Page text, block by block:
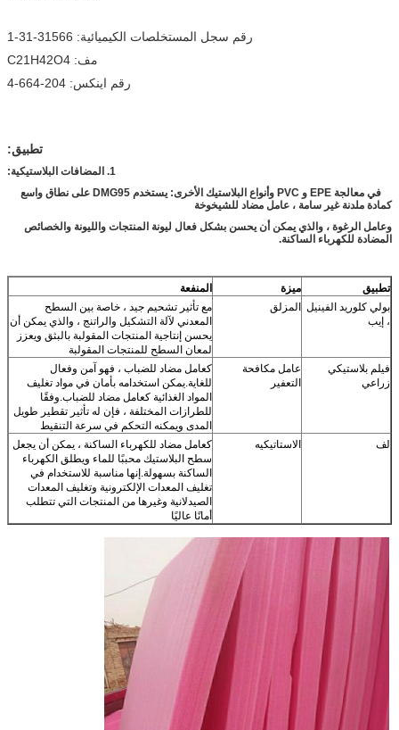
رقم سجل المستخلصات الكيميائية: 31566-31-1
مف: C21H42O4
رقم اينكس: 204-664-4
تطبيق:
1. المضافات البلاستيكية:
في معالجة EPE و PVC وأنواع البلاستيك الأخرى: يستخدم DMG95 على نطاق واسع
كمادة ملدنة غير سامة ، عامل مضاد للشيخوخة
وعامل الرغوة ، والذي يمكن أن يحسن بشكل فعال ليونة المنتجات والليونة والخصائص
المضادة للكهرباء الساكنة.
تطبيق ميزة
المنفعة
بولي كلوريد الفينيل
، إيب
المزلق
مع تأثير تشحيم جيد ، خاصة بين السطح
المعدني لآلة التشكيل والراتنج ، والذي يمكن أن
يحسن إنتاجية المنتجات المقولبة بالبثق ويعزز
لمعان السطح للمنتجات المقولبة
فيلم بلاستيكي
زراعي
عامل مكافحة
التعفير
كعامل مضاد للضباب ، فهو آمن وفعال
للغاية.يمكن استخدامه بأمان في مواد تغليف
المواد الغذائية كعامل مضاد للضباب.وفقًا
للطرازات المختلفة ، فإن له تأثير تقطير طويل
المدى ويمكنه التحكم في سرعة التنقيط
لف
الاستاتيكيه
كعامل مضاد للكهرباء الساكنة ، يمكن أن يجعل
سطح البلاستيك محببًا للماء ويطلق الكهرباء
الساكنة بسهولة.إنها مناسبة للاستخدام في
تغليف المعدات الإلكترونية وتغليف المعدات
الصيدلانية وغيرها من المنتجات التي تتطلب
أمانًا عاليًا